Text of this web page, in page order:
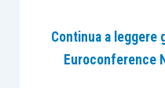
convenzioni
imposizioni sui
Continua a leggere
Euroconference